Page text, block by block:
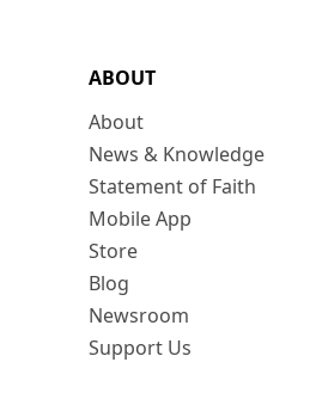
ABOUT
About
News & Knowledge
Statement of Faith
Mobile App
Store
Blog
Newsroom
Support Us